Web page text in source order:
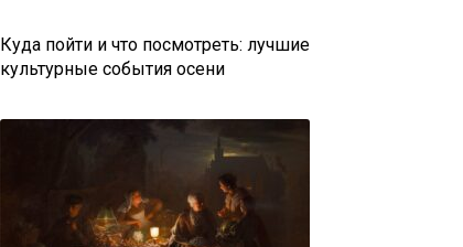
Куда пойти и что посмотреть: лучшие
культурные события осени